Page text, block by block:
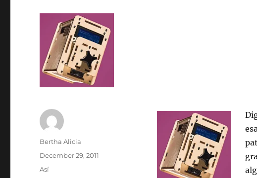
Author
Bertha Alicia
Posted
December 29, 2011
Categories
Así